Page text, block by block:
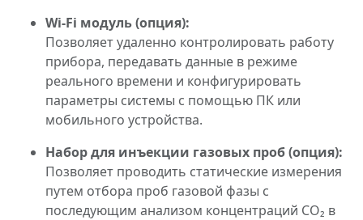
Wi-Fi модуль (опция):
Позволяет удаленно контролировать работу
прибора, передавать данные в режиме
реального времени и конфигурировать
параметры системы с помощью ПК или
мобильного устройства.
Набор для инъекции газовых проб (опция):
Позволяет проводить статические измерения
путем отбора проб газовой фазы с
последующим анализом концентраций CO₂ в